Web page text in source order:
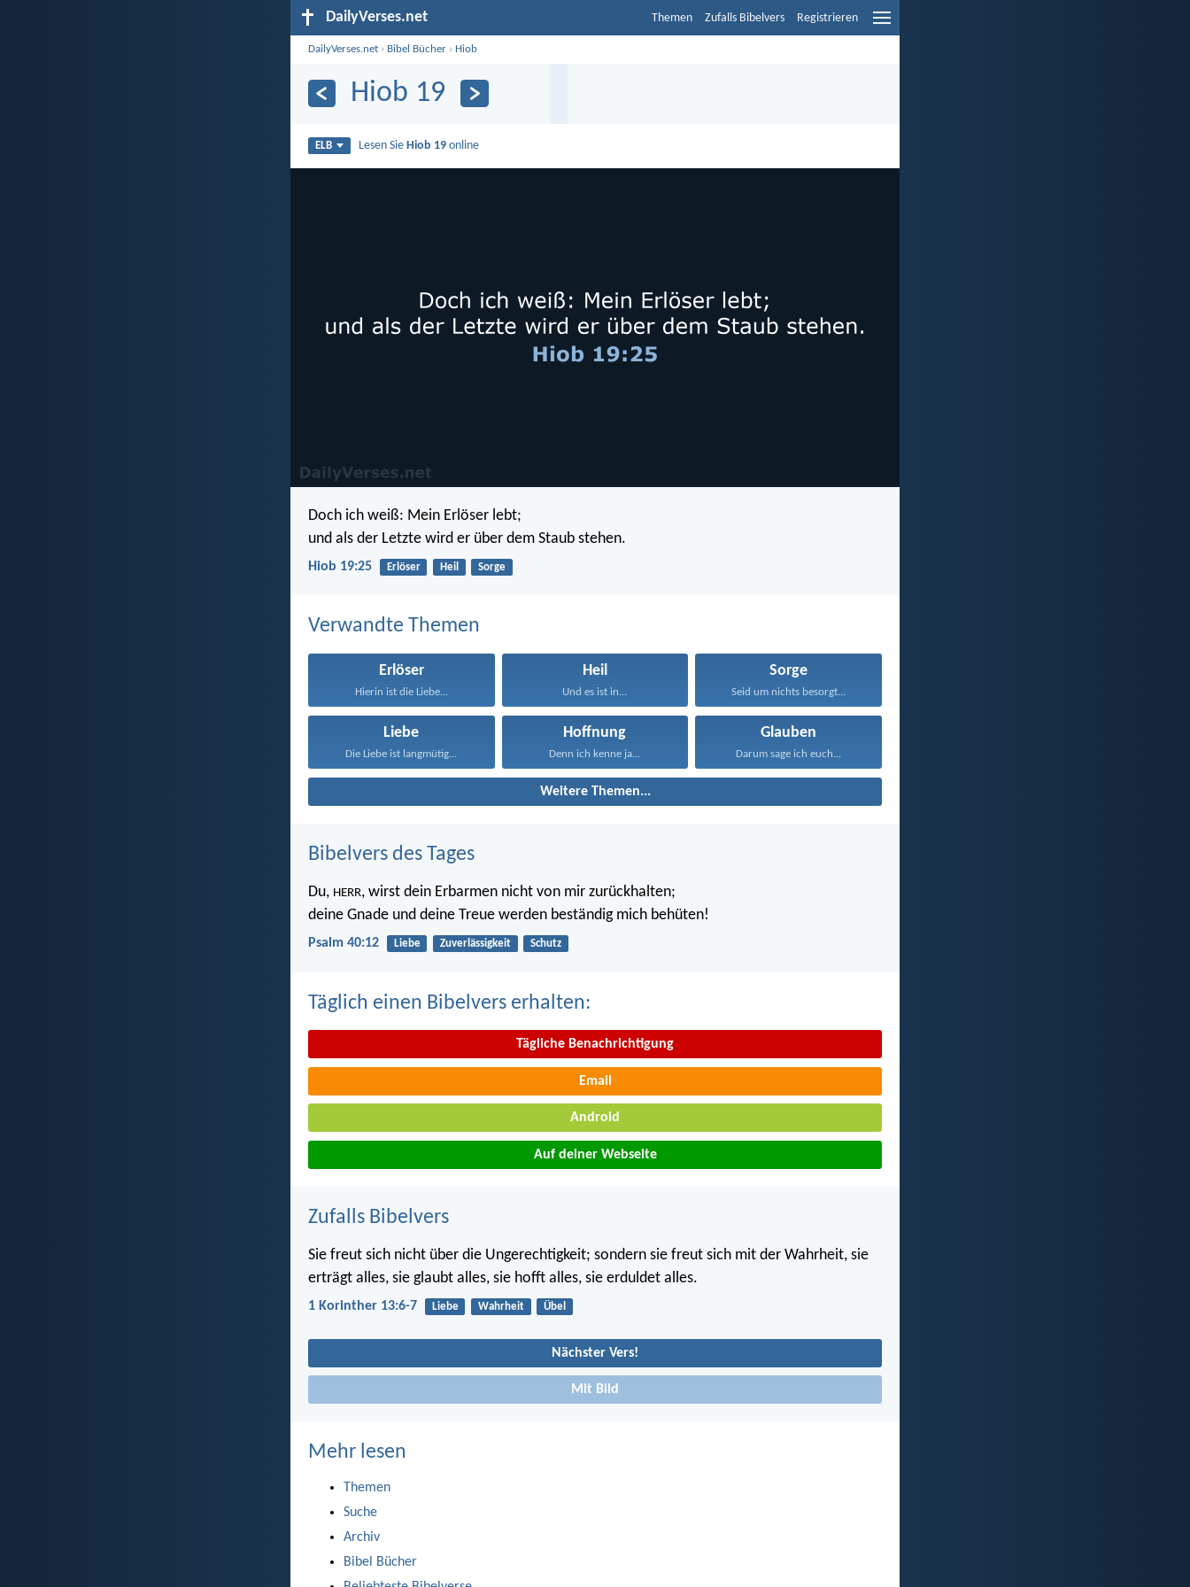
DailyVerses.net Themen Zufalls Bibelvers Registrieren
DailyVerses.net › Bibel Bücher › Hiob
Hiob 19
ELB Lesen Sie Hiob 19 online
Doch ich weiß: Mein Erlöser lebt;
und als der Letzte wird er über dem Staub stehen.
Hiob 19:25 Erlöser Heil Sorge
Verwandte Themen
Erlöser
Hierin ist die Liebe...
Heil
Und es ist in...
Sorge
Seid um nichts besorgt...
Liebe
Die Liebe ist langmütig...
Hoffnung
Denn ich kenne ja...
Glauben
Darum sage ich euch...
Weitere Themen...
Bibelvers des Tages
Du, HERR, wirst dein Erbarmen nicht von mir zurückhalten;
deine Gnade und deine Treue werden beständig mich behüten!
Psalm 40:12 Liebe Zuverlässigkeit Schutz
Täglich einen Bibelvers erhalten:
Tägliche Benachrichtigung
Email
Android
Auf deiner Webseite
Zufalls Bibelvers
Sie freut sich nicht über die Ungerechtigkeit; sondern sie freut sich mit der Wahrheit, sie
erträgt alles, sie glaubt alles, sie hofft alles, sie erduldet alles.
1 Korinther 13:6-7 Liebe Wahrheit Übel
Nächster Vers!
Mit Bild
Mehr lesen
Themen
Suche
Archiv
Bibel Bücher